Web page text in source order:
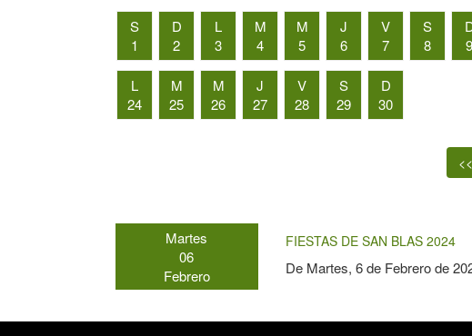
S
1
D
2
L
3
M
4
M
5
J
6
V
7
S
8
9
L
24
M
25
M
26
J
27
V
28
S
29
D
30
Martes
06
Febrero
FIESTAS DE SAN BLAS 2024
De Martes, 6 de Febrero de